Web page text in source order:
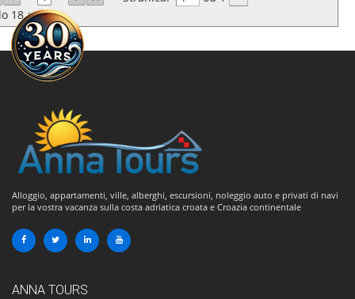
18od3
Alloggio, appartamenti, ville, alberghi, escursioni, noleggio auto e privati di navi
per la vostra vacanza sulla costa adriatica croata e Croazia continentale
ANNA TOURS